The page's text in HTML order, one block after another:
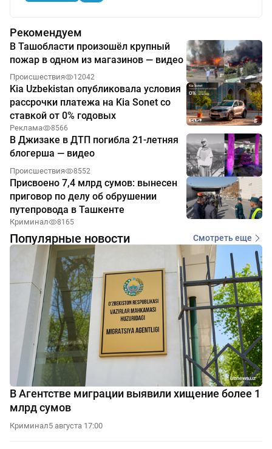
Рекомендуем
В Ташобласти произошёл крупный
пожар в одном из магазинов — видео
Происшествия 12042
Kia Uzbekistan опубликовала условия
рассрочки платежа на Kia Sonet со
ставкой от 0% годовых
Реклама 8566
В Джизаке в ДТП погибла 21-летняя
блогерша — видео
Происшествия 8552
Присвоено 7,4 млрд сумов: вынесен
приговор по делу об обрушении
путепровода в Ташкенте
Криминал 8165
Популярные новости Смотреть еще
В Агентстве миграции выявили хищение более 1
млрд сумов
Криминал5 августа 17:00